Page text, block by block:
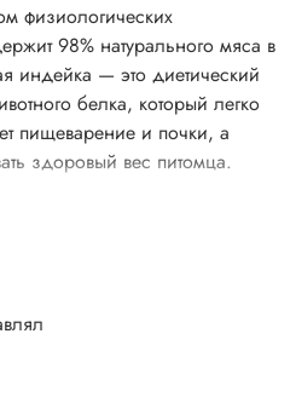
физиологических
98% натурального мяса в
индейка — это диетический
белка, который легко
пищеварение и почки, а
здоровый вес питомца.
98% мяса индейки
красителей,